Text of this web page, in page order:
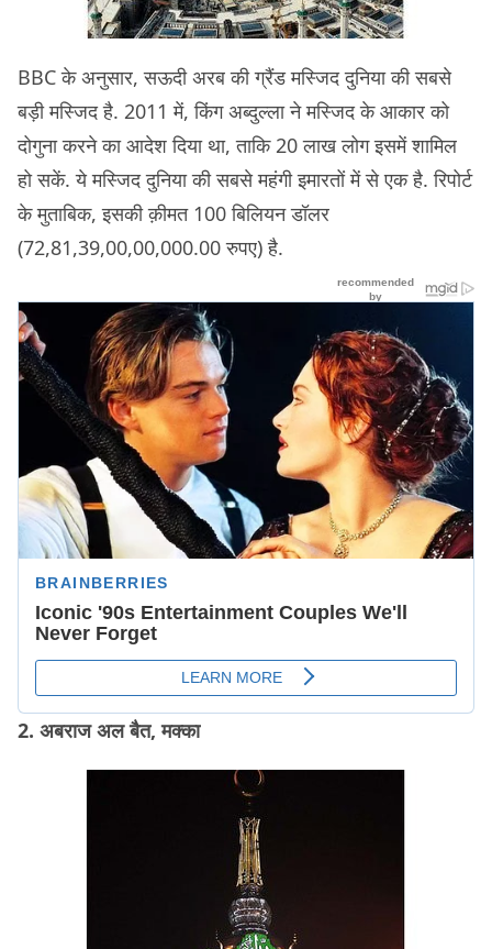
BBC के अनुसार, सऊदी अरब की ग्रैंड मस्जिद दुनिया की सबसे
बड़ी मस्जिद है. 2011 में, किंग अब्दुल्ला ने मस्जिद के आकार को
दोगुना करने का आदेश दिया था, ताकि 20 लाख लोग इसमें शामिल
हो सकें. ये मस्जिद दुनिया की सबसे महंगी इमारतों में से एक है. रिपोर्ट
के मुताबिक, इसकी क़ीमत 100 बिलियन डॉलर
(72,81,39,00,00,000.00 रुपए) है.
2. अबराज अल बैत, मक्का